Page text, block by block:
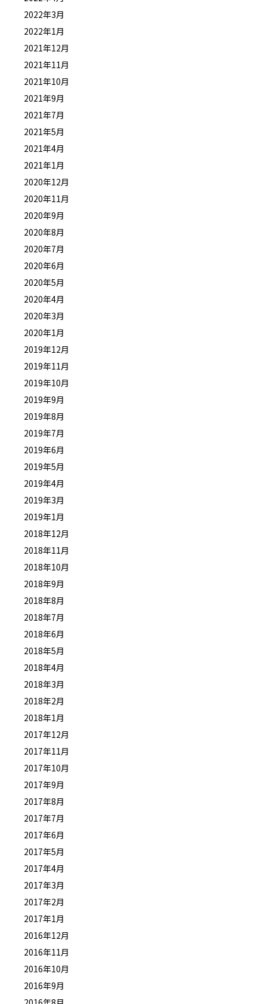
2022年3月
2022年1月
2021年12月
2021年11月
2021年10月
2021年9月
2021年7月
2021年5月
2021年4月
2021年1月
2020年12月
2020年11月
2020年9月
2020年8月
2020年7月
2020年6月
2020年5月
2020年4月
2020年3月
2020年1月
2019年12月
2019年11月
2019年10月
2019年9月
2019年8月
2019年7月
2019年6月
2019年5月
2019年4月
2019年3月
2019年1月
2018年12月
2018年11月
2018年10月
2018年9月
2018年8月
2018年7月
2018年6月
2018年5月
2018年4月
2018年3月
2018年2月
2018年1月
2017年12月
2017年11月
2017年10月
2017年9月
2017年8月
2017年7月
2017年6月
2017年5月
2017年4月
2017年3月
2017年2月
2017年1月
2016年12月
2016年11月
2016年10月
2016年9月